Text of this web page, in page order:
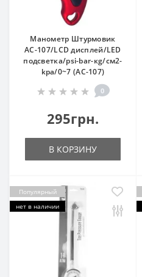
Манометр Штурмовик
АС-107/LCD дисплей/LED
подсветка/psi-bar-кg/см2-
kpa/0~7 (АС-107)
0
295грн.
В КОРЗИНУ
Популярный
нет в наличии